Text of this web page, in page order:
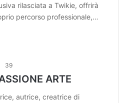
rilasciata a Twikie, offrirà
percorso professionale,…
39
ARTE
autrice, creatrice di